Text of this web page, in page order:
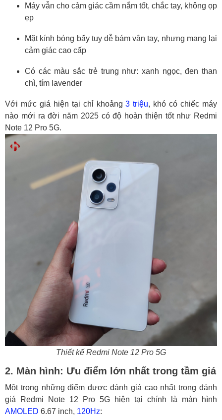
tại – đáng mua không?
Hạn chế:
Máy vẫn cho cảm giác cầm nắm tốt, chắc tay, không ọp
ẹp
Mặt kính bóng bẩy tuy dễ bám vân tay, nhưng mang lại
cảm giác cao cấp
Có các màu sắc trẻ trung như: xanh ngọc, đen than
chì, tím lavender
Với mức giá hiện tại chỉ khoảng3 triệu, khó có chiếc máy
nào mới ra đời năm 2025 có độ hoàn thiện tốt như Redmi
Note 12 Pro 5G.
Thiết kế Redmi Note 12 Pro 5G
2. Màn hình: Ưu điểm lớn nhất trong tầm giá
Một trong những điểm được đánh giá cao nhất trong đánh
giá Redmi Note 12 Pro 5G hiện tại chính là màn hình
AMOLED 6.67 inch, 120Hz: